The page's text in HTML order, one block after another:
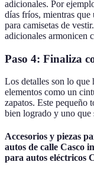
adicionales. Por
días fríos, mientras que
para camisetas de
adicionales armonicen
Paso 4: Finaliza
Los detalles son lo que
elementos como un
zapatos. Este pequeño
bien logrado y uno que
Accesorios y piezas
autos de calle Casco
para autos eléctricos